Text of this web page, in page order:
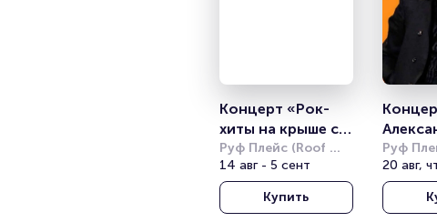
Концерт «Рок-
хиты на крыше с
симфоническим
оркестром»
Руф Плейс (Roof
Place)
14 авг - 5 сент
Купить
Руф
Place)
20 авг,